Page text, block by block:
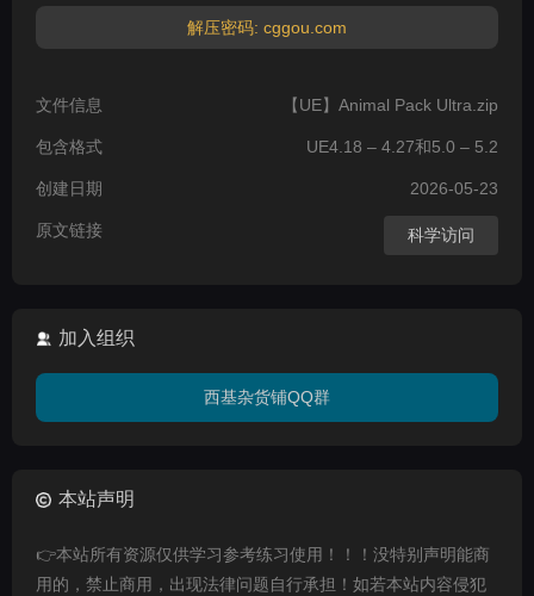
解压密码: cggou.com
文件信息 【UE】Animal Pack Ultra.zip
包含格式 UE4.18 – 4.27和5.0 – 5.2
创建日期 2026-05-23
原文链接 科学访问
加入组织
西基杂货铺QQ群
本站声明
👉本站所有资源仅供学习参考练习使用！！！没特别声明能商
用的，禁止商用，出现法律问题自行承担！如若本站内容侵犯